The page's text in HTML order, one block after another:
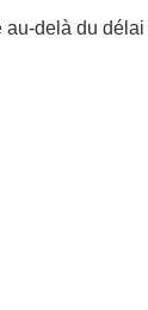
delà du